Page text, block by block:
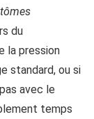
du
la pression
standard, ou si
avec le
temps